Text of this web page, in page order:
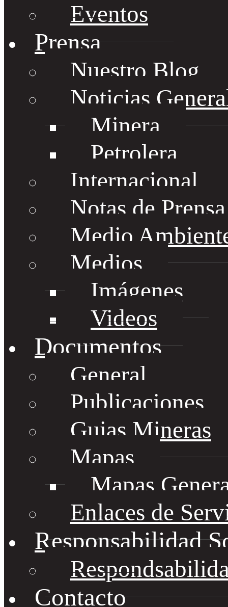
Eventos
Prensa
Nuestro Blog
Noticias
Minera
Petrolera
Internacional
Notas de
Medio
Medios
Imágenes
Videos
Documentos
General
Publicaciones
Guias Mineras
Mapas
Mapas
Enlaces de
Responsabilidad
Contacto